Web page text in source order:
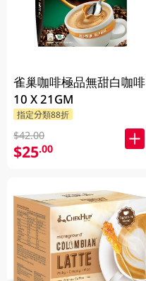
雀巢咖啡極品無甜白咖啡
10 X 21GM
指定分類88折
$42.00
$25.00